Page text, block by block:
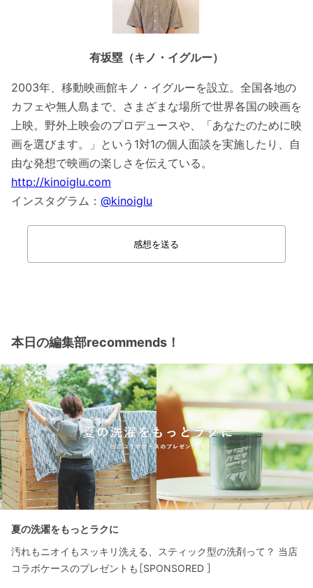
有坂塁（キノ・イグルー）
2003年、移動映画館キノ・イグルーを設立。全国各地の
カフェや無人島まで、さまざまな場所で世界各国の映画を
上映。野外上映会のプロデュースや、「あなたのために映
画を選びます。」という1対1の個人面談を実施したり、自
由な発想で映画の楽しさを伝えている。
http://kinoiglu.com
インスタグラム： @kinoiglu
感想を送る
本日の編集部recommends！
夏の洗濯をもっとラクに
汚れもニオイもスッキリ洗える、スティック型の洗剤って？ 当店
コラボケースのプレゼントも［SPONSORED ］